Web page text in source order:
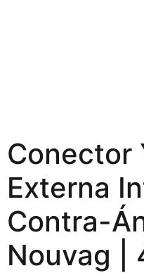
Conector
Externa
Contra-
Nouvag |